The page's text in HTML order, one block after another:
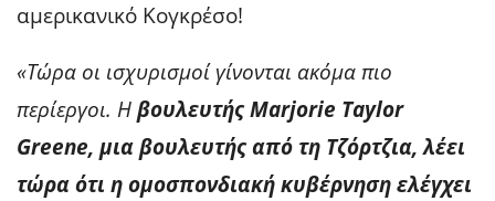
αμερικανικό Κογκρέσο!
«Τώρα οι ισχυρισμοί γίνονται ακόμα πιο
περίεργοι. Ηβουλευτής Marjorie Taylor
Greene, μια βουλευτής από τη Τζόρτζια, λέει
τώρα ότι η ομοσπονδιακή κυβέρνηση ελέγχει